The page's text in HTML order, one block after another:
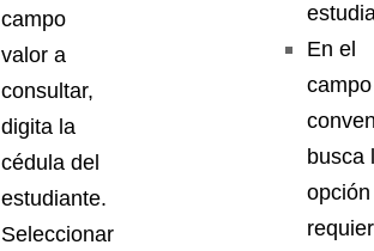
campo
valor a
consultar,
digita la
cédula del
estudiante.
Seleccionar
En el
busca